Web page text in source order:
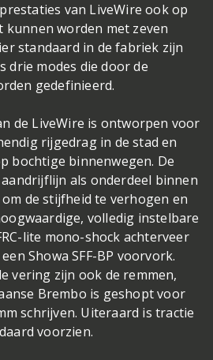
van LiveWire ook op
kunnen worden met zeven
standaard in de fabriek zijn
drie modes die door de
gedefinieerd.
de LiveWire is ontworpen voor
rijgedrag in de stad en
bochtige binnenwegen. De
als onderdeel binnen
de stijfheid te verhogen en
volledig instelbare
lite mono-shock achterveer
Showa SFF-BP voorvork.
vering zijn ook de remmen,
Brembo is geshopt voor
schrijven. Uiteraard is tractie
voorzien.